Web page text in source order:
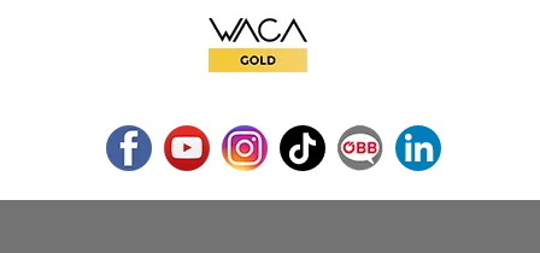
WACA Gold
FacebookYoutubeInstagram
TikTok ÖBB Corporate Blog
LinkedIn